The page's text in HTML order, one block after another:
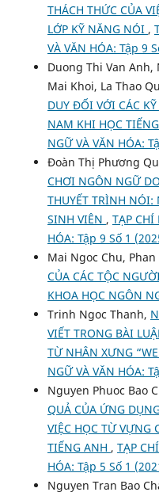
THÁCH THỨC CỦA
LỚP KỸ NĂNG NÓI ,
VÀ VĂN HÓA: Tập 9
Duong Thi Van Anh,
Mai Khoi, La Thao
DUY ĐỐI VỚI CÁC
NAM KHI HỌC
NGỮ VÀ VĂN HÓA:
Đoàn Thị Phương
CHƠI NGÔN NGỮ
THUYẾT TRÌNH
SINH VIÊN , TẠP CHÍ
HÓA: Tập 9 Số 1
Mai Ngoc Chu, Phan
CỦA CÁC TỘC
KHOA HỌC NGÔN
Trinh Ngoc Thanh,
VIẾT TRONG BÀI
TỪ NHÂN XƯNG
NGỮ VÀ VĂN HÓA:
Nguyen Phuoc Bao
QUẢ CỦA ỨNG
VIỆC HỌC TỪ VỰNG
TIẾNG ANH , TẠP
HÓA: Tập 5 Số 1
Nguyen Tran Bao